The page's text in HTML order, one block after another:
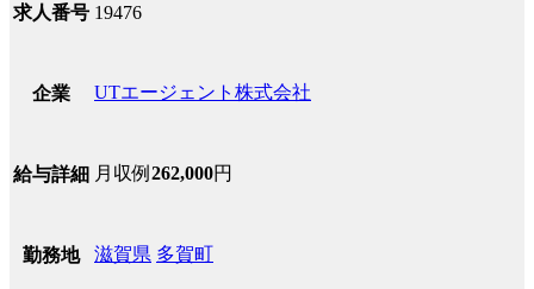
求人番号 19476
企業 UTエージェント株式会社
給与詳細 月収例 262,000円
勤務地 滋賀県 多賀町